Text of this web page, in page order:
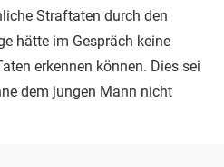
Straftaten durch den
hätte im Gespräch keine
erkennen können. Dies sei
dem jungen Mann nicht